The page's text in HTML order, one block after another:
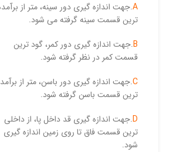
A.جهت اندازه گیری دور سینه، متر از
ترین قسمت سینه گرفته می شود.
B.جهت اندازه گیری دور کمر، گود ترین
قسمت کمر در نظر گرفته شود.
C.جهت اندازه گیری دور باسن، متر از
ترین قسمت باسن گرفته شود.
D.جهت اندازه گیری قد داخل پا، از داخلی
ترین قسمت فاق تا روی زمین اندازه گیری
شود.